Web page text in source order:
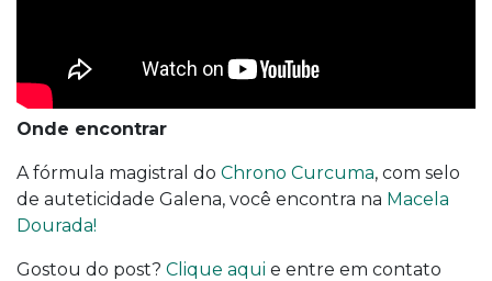
Onde encontrar
A fórmula magistral do Chrono Curcuma, com selo
de auteticidade Galena, você encontra na Macela
Dourada!
Gostou do post? Clique aqui e entre em contato